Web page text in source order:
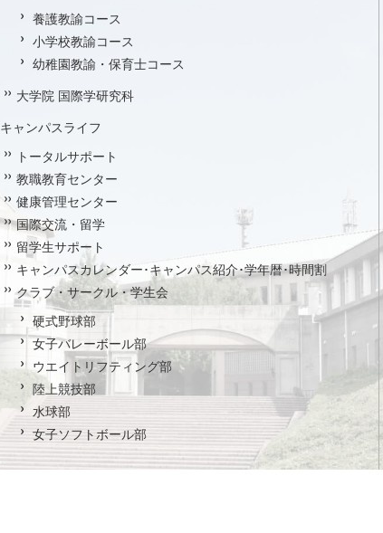
養護教諭コース
小学校教諭コース
幼稚園教諭・保育士コース
大学院 国際学研究科
キャンパスライフ
トータルサポート
教職教育センター
健康管理センター
国際交流・留学
留学生サポート
キャンパスカレンダー･キャンパス紹介･学年暦･時間割
クラブ・サークル・学生会
硬式野球部
女子バレーボール部
ウエイトリフティング部
陸上競技部
水球部
女子ソフトボール部